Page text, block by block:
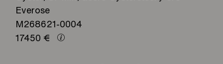
Everose
M268621-0004
17450 €